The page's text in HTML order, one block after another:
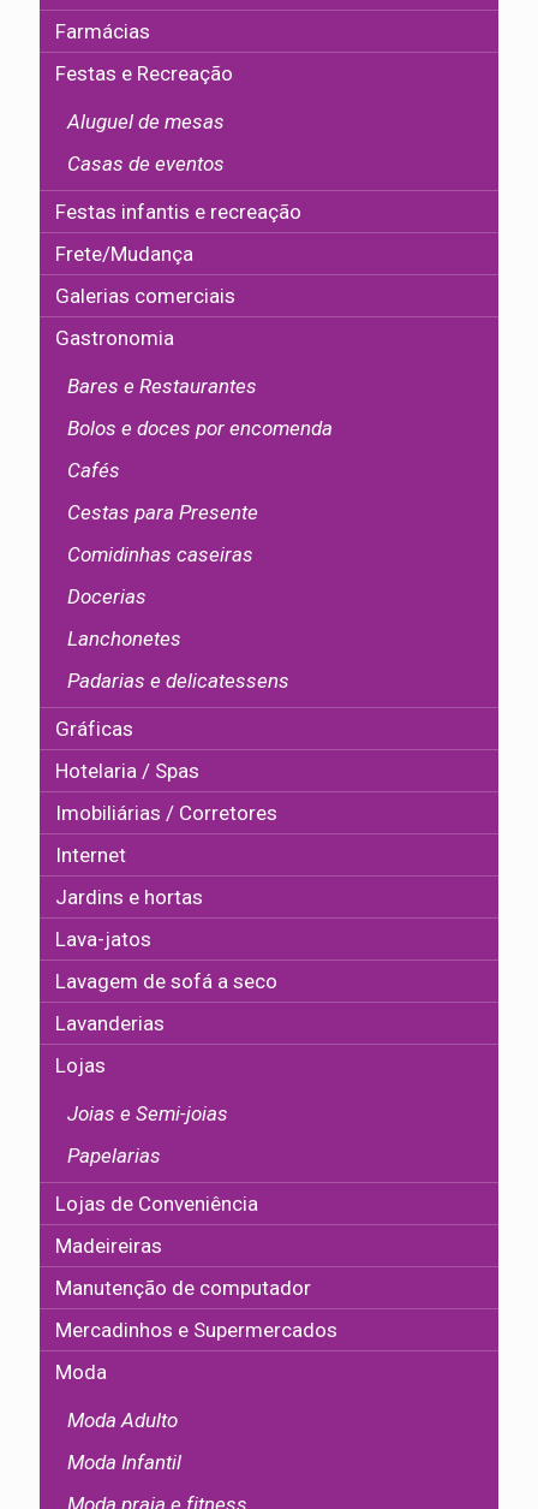
Farmácias
Festas e Recreação
Aluguel de mesas
Casas de eventos
Festas infantis e recreação
Frete/Mudança
Galerias comerciais
Gastronomia
Bares e Restaurantes
Bolos e doces por encomenda
Cafés
Cestas para Presente
Comidinhas caseiras
Docerias
Lanchonetes
Padarias e delicatessens
Gráficas
Hotelaria / Spas
Imobiliárias / Corretores
Internet
Jardins e hortas
Lava-jatos
Lavagem de sofá a seco
Lavanderias
Lojas
Joias e Semi-joias
Papelarias
Lojas de Conveniência
Madeireiras
Manutenção de computador
Mercadinhos e Supermercados
Moda
Moda Adulto
Moda Infantil